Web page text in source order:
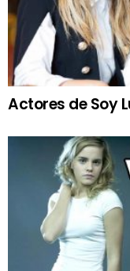
Actores de Soy